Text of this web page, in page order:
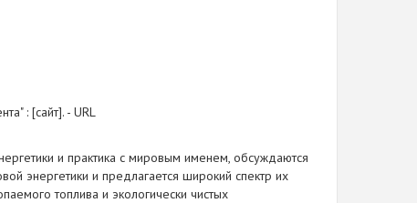
: [сайт]. - URL
и практика с мировым именем, обсуждаются
энергетики и предлагается широкий спектр их
топлива и экологически чистых